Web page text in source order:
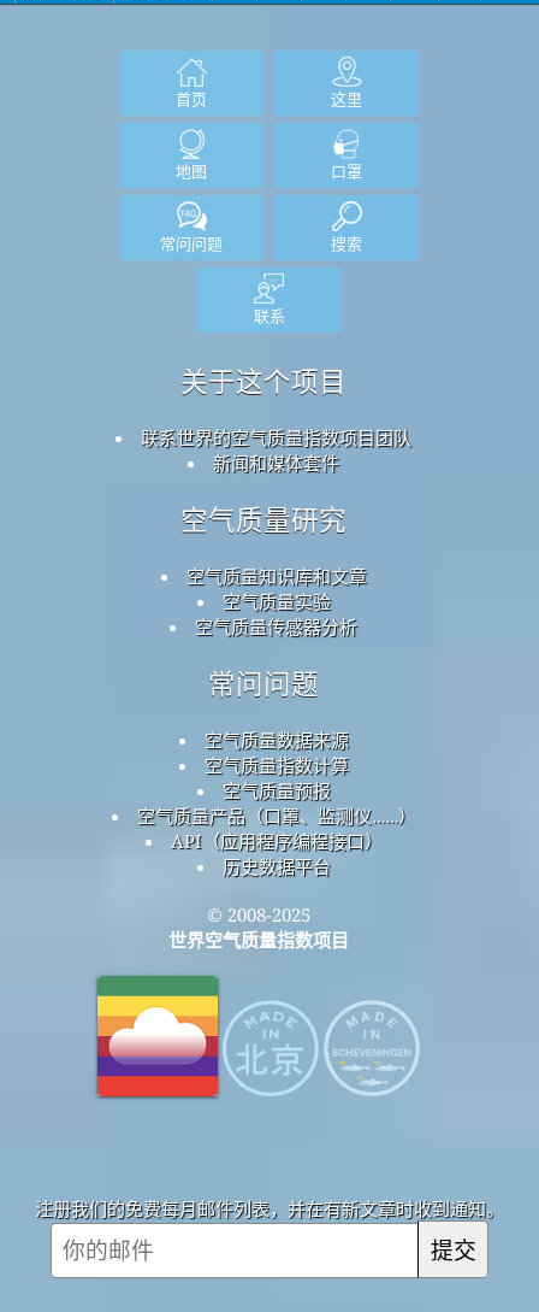
首页 这里
地图 口罩
常问问题 搜索
联系
关于这个项目
联系世界的空气质量指数项目团队
新闻和媒体套件
空气质量研究
空气质量知识库和文章
空气质量实验
空气质量传感器分析
常问问题
空气质量数据来源
空气质量指数计算
空气质量预报
空气质量产品（口罩、监测仪……）
API（应用程序编程接口）
历史数据平台
© 2008-2025
世界空气质量指数项目
注册我们的免费每月邮件列表，并在有新文章时收到通知。
提交